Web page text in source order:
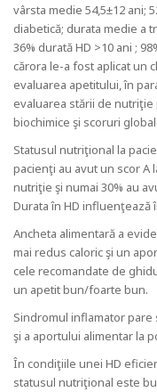
vârsta medie 54,5±12 ani;
diabetică; durata medie a
36% durată HD >10 ani ;
cărora le-a fost aplicat un
evaluarea apetitului, în
evaluarea stării de
biochimice şi scoruri
Statusul nutriţional la
pacienţi au avut un scor A
nutriţie şi numai 30% au
Durata în HD
Ancheta alimentară a
mai redus caloric şi un
cele recomandate de
un apetit bun/foarte bun.
Sindromul inflamator pare
şi a aportului alimentar la
În condiţiile unei HD
statusul nutriţional este